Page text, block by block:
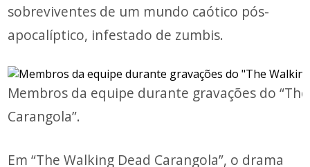
sobreviventes de um mundo caótico pós-
apocalíptico, infestado de zumbis.
Membros da equipe durante gravações do
Carangola”.
Em “The Walking Dead Carangola”, o drama